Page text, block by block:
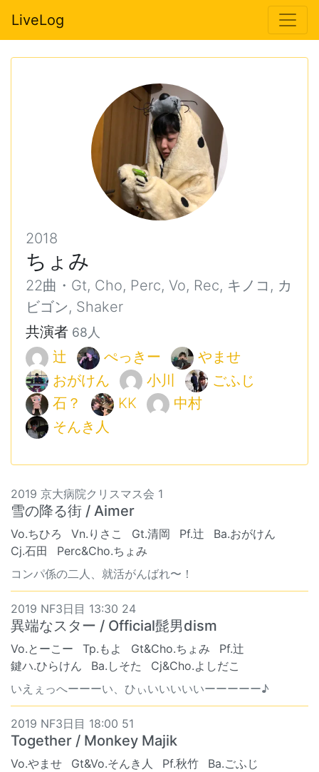
LiveLog
2018
ちょみ
22曲・Gt, Cho, Perc, Vo, Rec, キノコ, カ
ビゴン, Shaker
共演者 68人
辻 ぺっきー
やませ
おがけん
小川
ごふじ
石？
KK
中村
そんき人
2019 京大病院クリスマス会 1
雪の降る街 / Aimer
Vo.ちひろ Vn.りさこ Gt.清岡 Pf.辻
Ba.おがけん
Cj.石田
Perc&Cho.ちょみ
コンパ係の二人、就活がんばれ〜！
2019 NF3日目 13:30 24
異端なスター / Official髭男dism
Vo.とーこー Tp.もよ Gt&Cho.ちょみ
Pf.辻
鍵ハ.ひらけん
Ba.しそた
Cj&Cho.よしだこ
いえぇっへーーーい、ひぃいいいいいーーーーー♪
2019 NF3日目 18:00 51
Together / Monkey Majik
Vo.やませ Gt&Vo.そんき人 Pf.秋竹
Ba.ごふじ